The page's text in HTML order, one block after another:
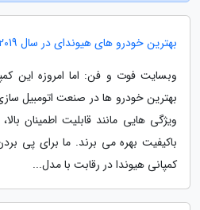
بهترین خودرو های هیوندای در سال 2019
وبسایت فوت و فن: اما امروزه این
بهترین خودرو ها در صنعت اتومبیل
ویژگی هایی مانند قابلیت اطمینان
باکیفیت بهره می برند. ما برای پی
کمپانی هیوندا در رقابت با مدل...